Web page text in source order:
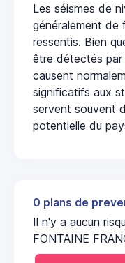
Les séismes de
généralement de
ressentis. Bien
être détectés par
causent
significatifs aux
servent souvent
potentielle du
0 plans de
Il n'y a aucun
FONTAINE